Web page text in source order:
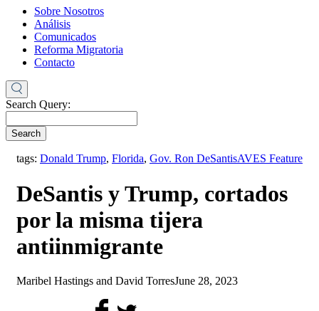
Sobre Nosotros
Análisis
Comunicados
Reforma Migratoria
Contacto
Search Query:
Search
tags: Donald Trump, Florida, Gov. Ron DeSantis,AVES Feature
DeSantis y Trump, cortados
por la misma tijera
antiinmigrante
by
Maribel Hastings and David Torreson
June 28, 2023